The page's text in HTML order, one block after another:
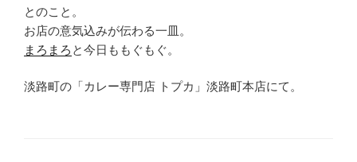
とのこと。
お店の意気込みが伝わる一皿。
まろまろ と今日ももぐもぐ。
淡路町の「カレー専門店 トプカ」淡路町本店にて。